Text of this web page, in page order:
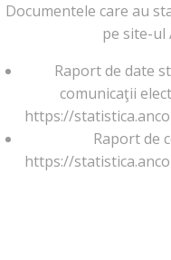
Documentele care au
pe site-ul
Raport de date
comunicaţii
https://
Raport de
https://